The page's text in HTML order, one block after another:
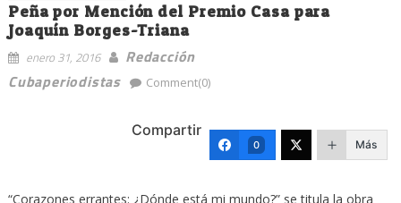
Peña por Mención del Premio Casa para
Joaquín Borges-Triana
enero 31, 2016
Redacción
Cubaperiodistas
Comment(0)
Compartir
0 Más
“Corazones errantes: ¿Dónde está mi mundo?” se titula la obra